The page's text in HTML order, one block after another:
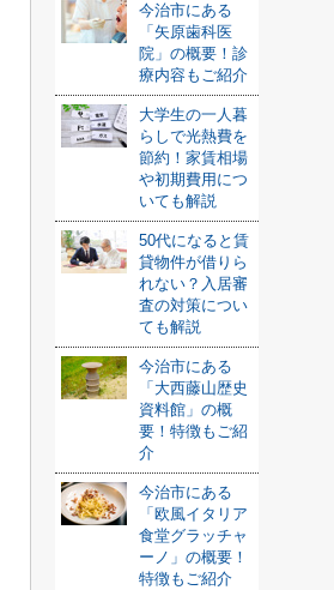
今治市にある
「矢原歯科医
院」の概要！診
療内容もご紹介
大学生の一人暮
らしで光熱費を
節約！家賃相場
や初期費用につ
いても解説
50代になると賃
貸物件が借りら
れない？入居審
査の対策につい
ても解説
今治市にある
「大西藤山歴史
資料館」の概
要！特徴もご紹
介
今治市にある
「欧風イタリア
食堂グラッチャ
ーノ」の概要！
特徴もご紹介